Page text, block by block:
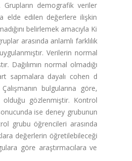
Grupların demografik veriler
elde edilen değerlere ilişkin
belirlemek amacıyla Ki
arasında anlamlı farklılık
Verilerin normal
Dağılımın normal olmadığı
sapmalara dayalı cohen d
bulgularına göre,
olduğu gözlenmiştir. Kontrol
ise deney grubunun
grubu öğrencileri arasında
değerlerin öğretilebileceği
göre araştırmacılara ve